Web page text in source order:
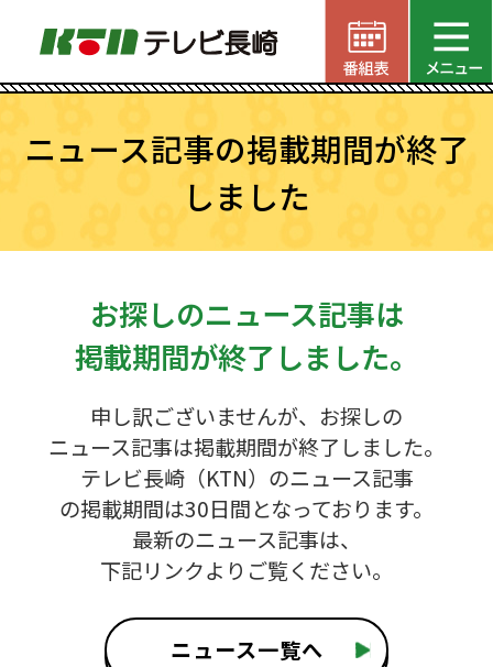
ニュース記事の掲載期間が終了
しました
お探しのニュース記事は
掲載期間が終了しました。
申し訳ございませんが、お探しの
ニュース記事は掲載期間が終了しました。
テレビ長崎（KTN）のニュース記事
の掲載期間は30日間となっております。
最新のニュース記事は、
下記リンクよりご覧ください。
ニュース一覧へ